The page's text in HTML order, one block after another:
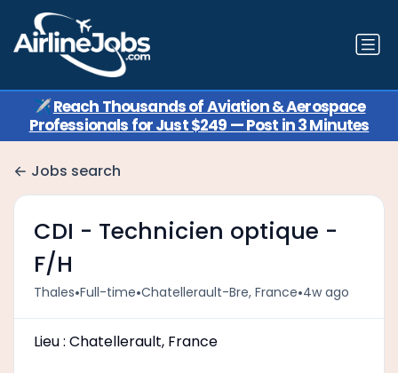
✈️Reach Thousands of Aviation & Aerospace
Professionals for Just $249 — Post in 3 Minutes
Jobs search
CDI - Technicien optique -
F/H
Thales•Full-time•Chatellerault-Bre, France•4w ago
Lieu : Chatellerault, France